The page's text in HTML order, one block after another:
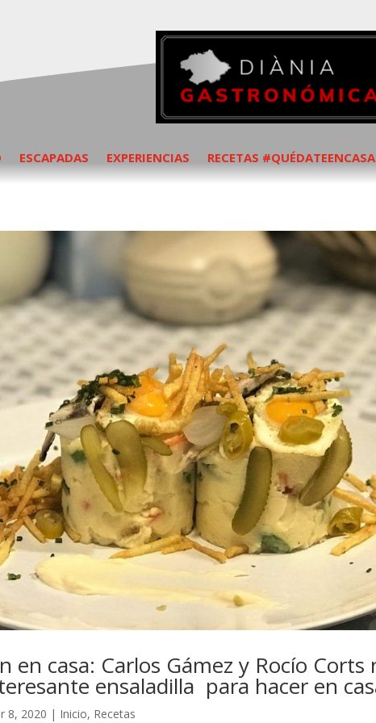
ESCAPADAS EXPERIENCIAS RECETAS #QUÉDATEENCASA
en casa: Carlos Gámez y Rocío Corts
ensaladilla para hacer en
8, 2020 | Inicio, Recetas